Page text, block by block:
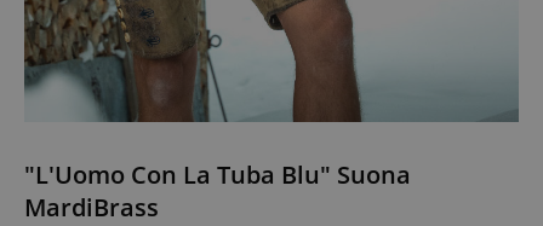
"L'Uomo Con La Tuba Blu" Suona
MardiBrass